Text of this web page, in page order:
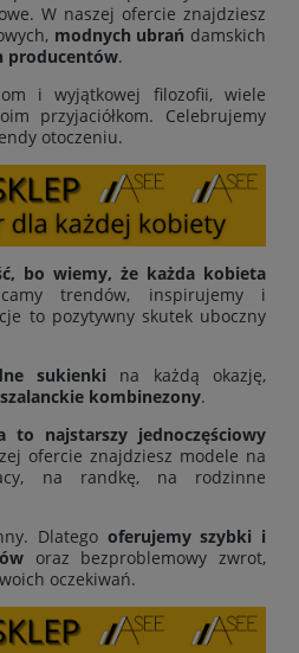
W naszej ofercie znajdziesz
modnych ubrań damskich
producentów.
i wyjątkowej filozofii, wiele
przyjaciółkom. Celebrujemy
otoczeniu.
bo wiemy, że każda kobieta
trendów, inspirujemy i
to pozytywny skutek uboczny
sukienki na każdą okazję,
kombinezony.
to najstarszy jednoczęściowy
ofercie znajdziesz modele na
na randkę, na rodzinne
Dlatego oferujemy szybki i
oraz bezproblemowy zwrot,
oczekiwań.